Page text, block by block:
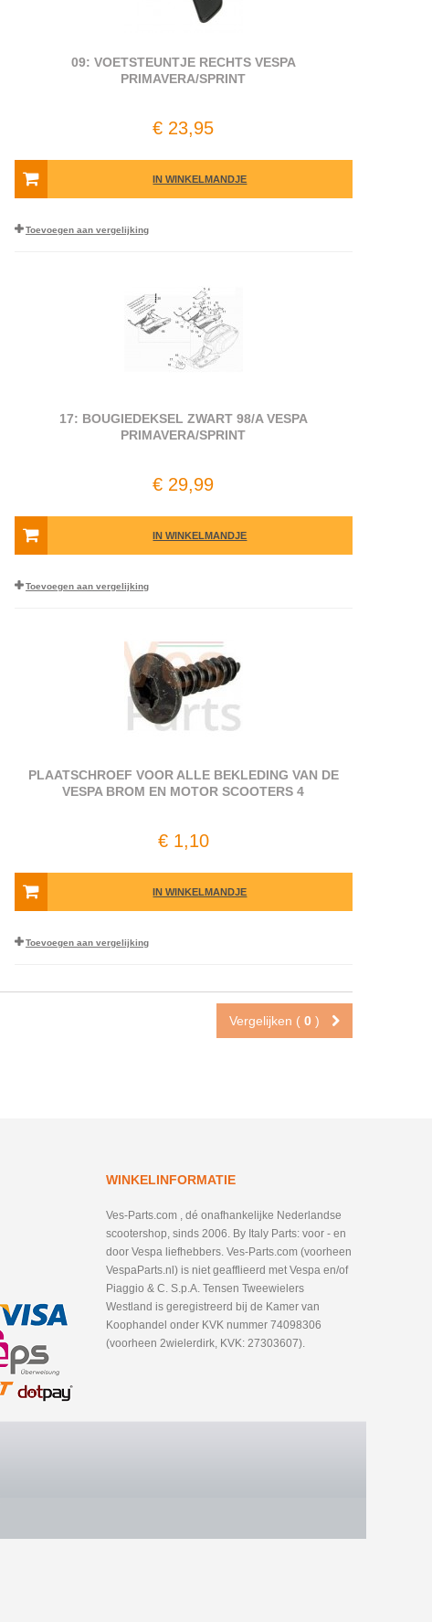
09: VOETSTEUNTJE RECHTS VESPA
PRIMAVERA/SPRINT
€ 23,95
IN WINKELMANDJE
Toevoegen aan vergelijking
17: BOUGIEDEKSEL ZWART 98/A VESPA
PRIMAVERA/SPRINT
€ 29,99
IN WINKELMANDJE
Toevoegen aan vergelijking
PLAATSCHROEF VOOR ALLE BEKLEDING VAN DE
VESPA BROM EN MOTOR SCOOTERS 4
€ 1,10
IN WINKELMANDJE
Toevoegen aan vergelijking
Vergelijken ( 0 )
WINKELINFORMATIE
Ves-Parts.com , dé onafhankelijke Nederlandse
scootershop, sinds 2006. By Italy Parts: voor - en
door Vespa liefhebbers. Ves-Parts.com (voorheen
VespaParts.nl) is niet geafflieerd met Vespa en/of
Piaggio & C. S.p.A. Tensen Tweewielers
Westland is geregistreerd bij de Kamer van
Koophandel onder KVK nummer 74098306
(voorheen 2wielerdirk, KVK: 27303607).